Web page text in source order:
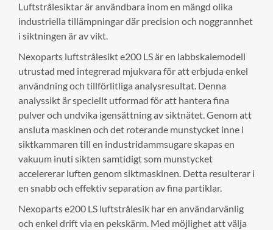
Luftstrålesiktar är användbara inom en mängd olika
industriella tillämpningar där precision och noggrannhet
i siktningen är av vikt.
Nexoparts luftstrålesikt e200 LS är en labbskalemodell
utrustad med integrerad mjukvara för att erbjuda enkel
användning och tillförlitliga analysresultat. Denna
analyssikt är speciellt utformad för att hantera fina
pulver och undvika igensättning av siktnätet. Genom att
ansluta maskinen och det roterande munstycket inne i
siktkammaren till en industridammsugare skapas en
vakuum inuti sikten samtidigt som munstycket
accelererar luften genom siktmaskinen. Detta resulterar i
en snabb och effektiv separation av fina partiklar.
Nexoparts e200 LS luftstrålesik har en användarvänlig
och enkel drift via en pekskärm. Med möjlighet att välja